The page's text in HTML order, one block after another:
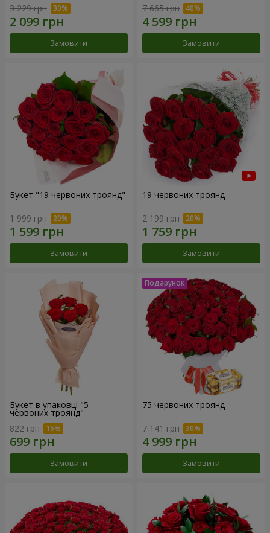
3 229 грн
Замовити
7 665 грн
Замовити
Букет "19 червоних троянд"
1 999 грн
Замовити
19 червоних троянд
2 199 грн
Замовити
Букет в упаковці "5
червоних троянд"
822 грн
Замовити
75 червоних троянд
7 141 грн
Замовити